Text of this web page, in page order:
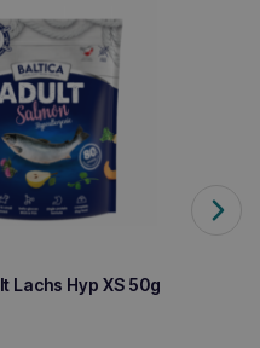
Lachs Hyp XS 50g